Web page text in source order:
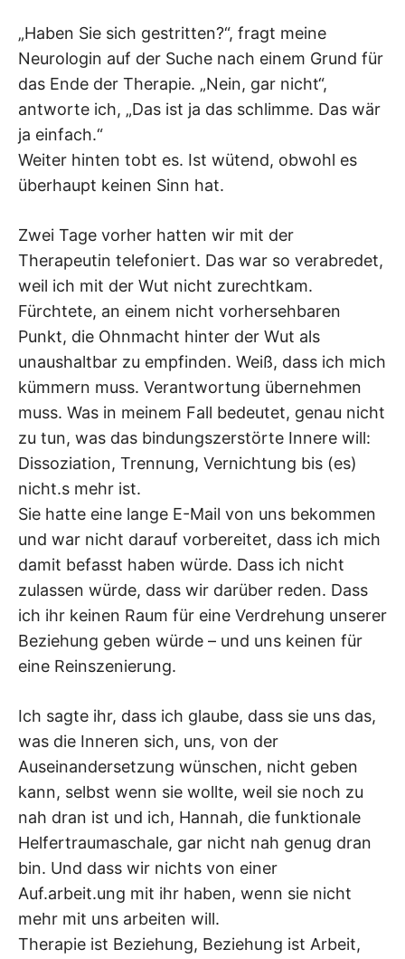
„Haben Sie sich gestritten?“, fragt meine
Neurologin auf der Suche nach einem Grund für
das Ende der Therapie. „Nein, gar nicht“,
antworte ich, „Das ist ja das schlimme. Das wär
ja einfach.“
Weiter hinten tobt es. Ist wütend, obwohl es
überhaupt keinen Sinn hat.
Zwei Tage vorher hatten wir mit der
Therapeutin telefoniert. Das war so verabredet,
weil ich mit der Wut nicht zurechtkam.
Fürchtete, an einem nicht vorhersehbaren
Punkt, die Ohnmacht hinter der Wut als
unaushaltbar zu empfinden. Weiß, dass ich mich
kümmern muss. Verantwortung übernehmen
muss. Was in meinem Fall bedeutet, genau nicht
zu tun, was das bindungszerstörte Innere will:
Dissoziation, Trennung, Vernichtung bis (es)
nicht.s mehr ist.
Sie hatte eine lange E-Mail von uns bekommen
und war nicht darauf vorbereitet, dass ich mich
damit befasst haben würde. Dass ich nicht
zulassen würde, dass wir darüber reden. Dass
ich ihr keinen Raum für eine Verdrehung unserer
Beziehung geben würde – und uns keinen für
eine Reinszenierung.
Ich sagte ihr, dass ich glaube, dass sie uns das,
was die Inneren sich, uns, von der
Auseinandersetzung wünschen, nicht geben
kann, selbst wenn sie wollte, weil sie noch zu
nah dran ist und ich, Hannah, die funktionale
Helfertraumaschale, gar nicht nah genug dran
bin. Und dass wir nichts von einer
Auf.arbeit.ung mit ihr haben, wenn sie nicht
mehr mit uns arbeiten will.
Therapie ist Beziehung, Beziehung ist Arbeit,